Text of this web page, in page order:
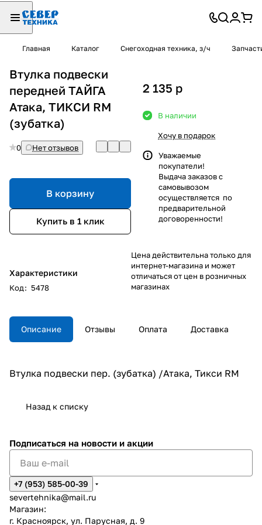
Главная Каталог Снегоходная техника, з/ч
Втулка подвески
передней ТАЙГА
Атака, ТИКСИ RM
(зубатка)
0 Нет отзывов
В корзину
Купить в 1 клик
Характеристики
Код: 5478
2 135 p
В наличии
Хочу в подарок
Уважаемые
покупатели!
Выдача заказов с
самовывозом
осуществляется по
предварительной
договоренности!
Цена действительна только для
интернет-магазина и может
отличаться от цен в розничных
магазинах
Описание Отзывы Оплата Доставка
Втулка подвески пер. (зубатка) /Атака, Тикси RM
Назад к списку
Подписаться на новости и акции
+7 (953) 585-00-39
severtehnika@mail.ru
Магазин:
г. Красноярск, ул. Парусная, д. 9